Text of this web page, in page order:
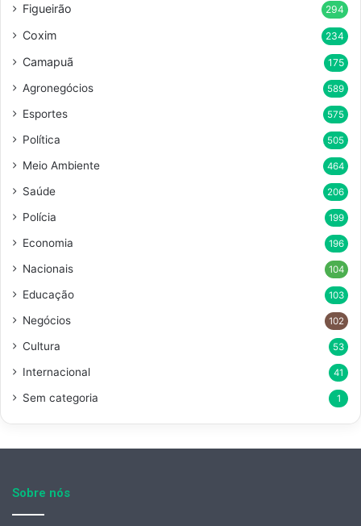
Figueirão 294
Coxim 234
Camapuã 175
Agronegócios 589
Esportes 575
Política 505
Meio Ambiente 464
Saúde 206
Polícia 199
Economia 196
Nacionais 104
Educação 103
Negócios 102
Cultura 53
Internacional 41
Sem categoria 1
Sobre nós